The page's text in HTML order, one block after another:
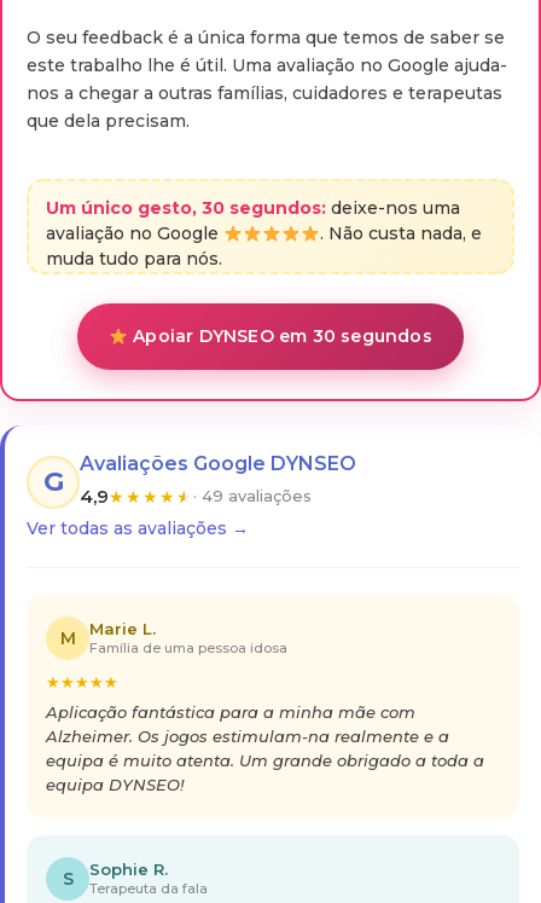
O seu feedback é a única forma que temos de saber se
este trabalho lhe é útil. Uma avaliação no Google ajuda-
nos a chegar a outras famílias, cuidadores e terapeutas
que dela precisam.
Um único gesto, 30 segundos: deixe-nos uma
avaliação no Google
. Não custa nada, e
muda tudo para nós.
Apoiar DYNSEO em 30 segundos
G
Avaliações Google DYNSEO
4,9★★★★★ · 49 avaliações
Ver todas as avaliações →
M Marie L.
Família de uma pessoa idosa
★★★★★
Aplicação fantástica para a minha mãe com
Alzheimer. Os jogos estimulam-na realmente e a
equipa é muito atenta. Um grande obrigado a toda a
equipa DYNSEO!
S Sophie R.
Terapeuta da fala